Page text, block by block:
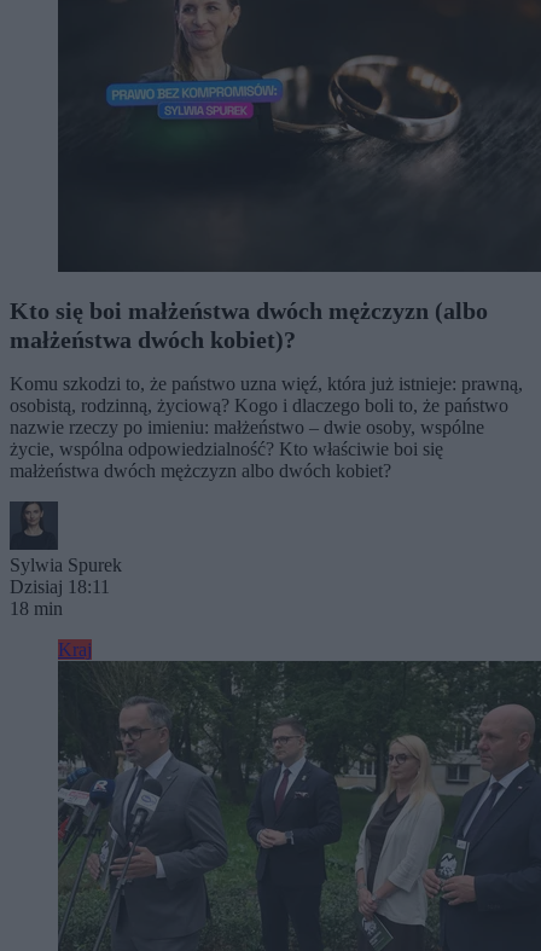
Kto się boi małżeństwa dwóch mężczyzn (albo
małżeństwa dwóch kobiet)?
Komu szkodzi to, że państwo uzna więź, która już istnieje: prawną,
osobistą, rodzinną, życiową? Kogo i dlaczego boli to, że państwo
nazwie rzeczy po imieniu: małżeństwo – dwie osoby, wspólne
życie, wspólna odpowiedzialność? Kto właściwie boi się
małżeństwa dwóch mężczyzn albo dwóch kobiet?
Sylwia Spurek
Dzisiaj 18:11
18 min
Kraj